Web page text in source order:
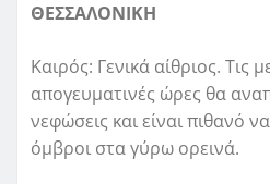
ΘΕΣΣΑΛΟΝΙΚΗ
Καιρός: Γενικά αίθριος. Τις
απογευματινές ώρες θα
νεφώσεις και είναι πιθανό
όμβροι στα γύρω ορεινά.